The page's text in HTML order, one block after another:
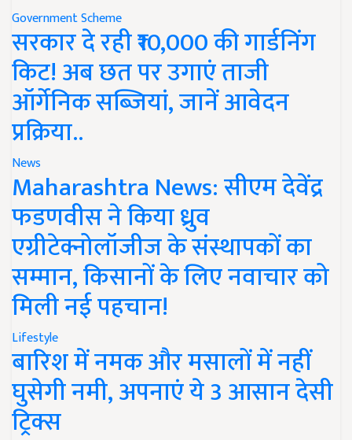
Government Scheme
सरकार दे रही ₹10,000 की गार्डनिंग
किट! अब छत पर उगाएं ताजी
ऑर्गेनिक सब्जियां, जानें आवेदन
प्रक्रिया..
News
Maharashtra News: सीएम देवेंद्र
फडणवीस ने किया ध्रुव
एग्रीटेक्नोलॉजीज के संस्थापकों का
सम्मान, किसानों के लिए नवाचार को
मिली नई पहचान!
Lifestyle
बारिश में नमक और मसालों में नहीं
घुसेगी नमी, अपनाएं ये 3 आसान देसी
ट्रिक्स